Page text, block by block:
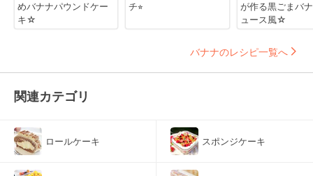
めバナナパウンドケー
キ☆
チ⭐︎
が作る黒ごまバ
ュース風☆
バナナのレシピ一覧へ
関連カテゴリ
ロールケーキ スポンジケーキ